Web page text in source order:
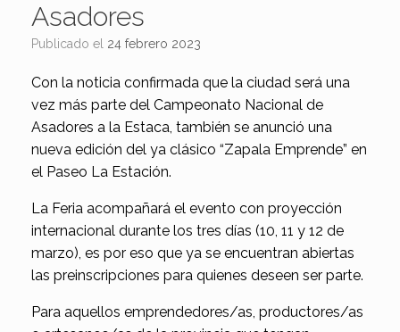
Asadores
Publicado el 24 febrero 2023
Con la noticia confirmada que la ciudad será una
vez más parte del Campeonato Nacional de
Asadores a la Estaca, también se anunció una
nueva edición del ya clásico “Zapala Emprende” en
el Paseo La Estación.
La Feria acompañará el evento con proyección
internacional durante los tres días (10, 11 y 12 de
marzo), es por eso que ya se encuentran abiertas
las preinscripciones para quienes deseen ser parte.
Para aquellos emprendedores/as, productores/as